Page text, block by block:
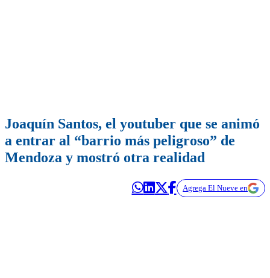
Joaquín Santos, el youtuber que se animó
a entrar al “barrio más peligroso” de
Mendoza y mostró otra realidad
Agrega El Nueve en